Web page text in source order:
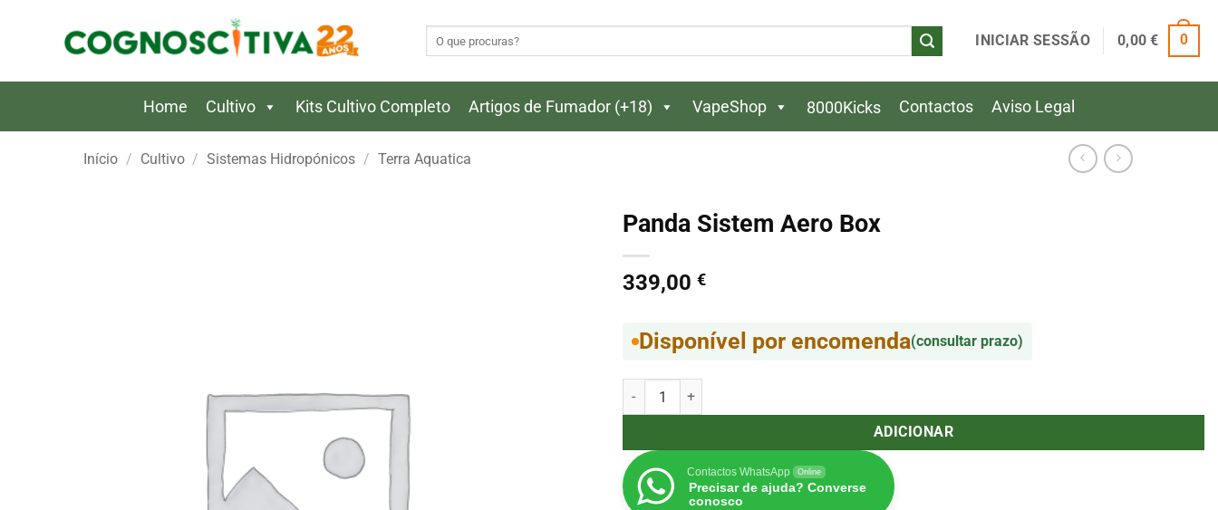
INICIAR SESSÃO 0,00€ 0
Home Cultivo Kits Cultivo Completo Artigos de Fumador (+18) VapeShop 8000Kicks Contactos Aviso Legal
Início / Cultivo / Sistemas Hidropónicos / Terra Aquatica
Panda Sistem Aero Box
339,00 €
Disponível por encomenda(consultar prazo)
Quantidade de Panda Sistem Aero Box
ADICIONAR
Contactos WhatsApp Online
Precisar de ajuda? Converse
conosco